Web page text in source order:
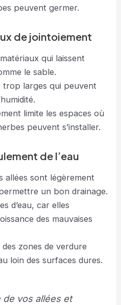
peuvent germer.
de jointoiement
qui laissent
le sable.
trop larges qui peuvent
limite les espaces où
peuvent s’installer.
de l’eau
allées sont légèrement
un bon drainage.
d’eau, car elles
des mauvaises
zones de verdure
loin des surfaces dures.
de vos allées et